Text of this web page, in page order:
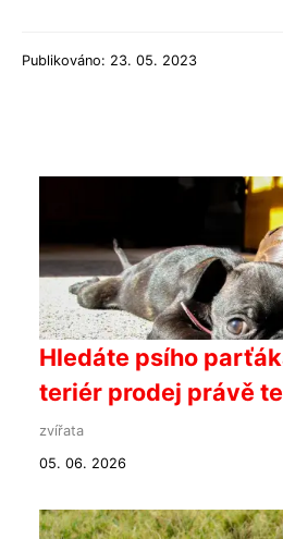
Publikováno: 23. 05. 2023
Hledáte psího
teriér prodej právě
zvířata
05. 06. 2026